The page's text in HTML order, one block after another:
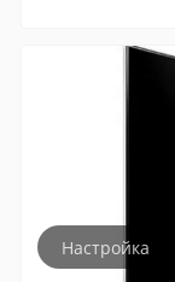
Настройка